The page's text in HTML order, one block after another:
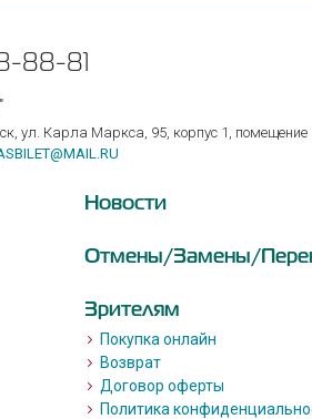
88-81
ул. Карла Маркса, 95, корпус 1, помещение
Новости
Отмены/Замены/
Зрителям
Покупка онлайн
Возврат
Договор оферты
Политика